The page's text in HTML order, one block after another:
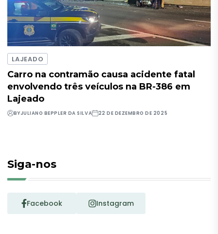
LAJEADO
Carro na contramão causa acidente fatal
envolvendo três veículos na BR-386 em
Lajeado
BYJULIANO BEPPLER DA SILVA 22 DE DEZEMBRO DE 2025
Siga-nos
Facebook Instagram